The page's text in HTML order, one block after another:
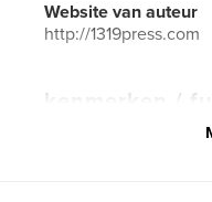
Website van auteur
http://1319press.com
kenmerken /